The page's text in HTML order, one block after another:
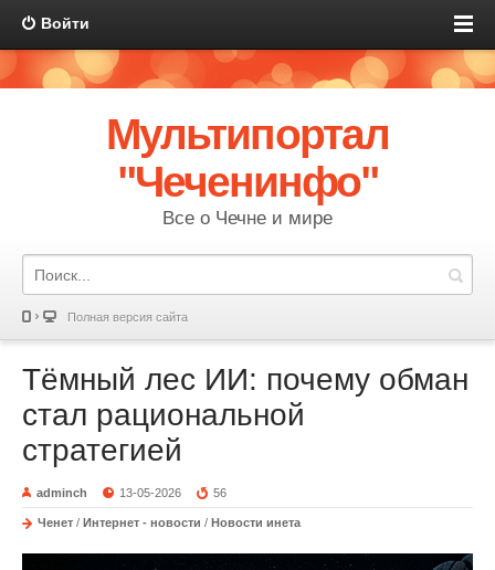
Войти
Мультипортал
"Чеченинфо"
Все о Чечне и мире
Полная версия сайта
Тёмный лес ИИ: почему обман
стал рациональной
стратегией
adminch 13-05-2026 56
Ченет / Интернет - новости / Новости инета